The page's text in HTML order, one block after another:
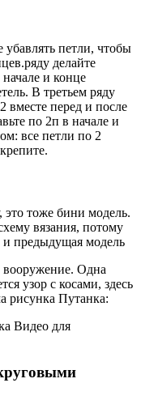
убавлять петли, чтобы
делайте
и конце
В третьем ряду
вместе перед и после
по 2п в начале и
все петли по 2
тоже бини модель.
вязания, потому
и предыдущая модель
вооружение. Одна
узор с косами, здесь
рисунка Путанка:
Видео для